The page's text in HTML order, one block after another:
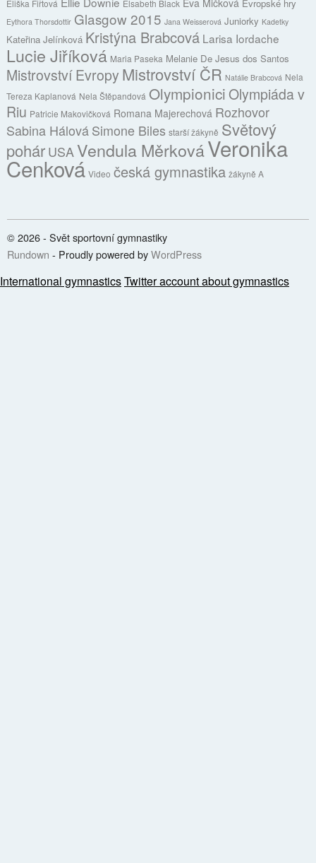
Eliška Fiřtová Elsabeth Black Evropské hry
Eythora Thorsdottir Glasgow 2015 Jana Weisserová Juniorky Kadetky
Kateřina Jelínková Kristýna Brabcová Larisa Iordache
Lucie Jiříková Maria Paseka Melanie De Jesus dos Santos
Mistrovství Evropy Mistrovství ČR Natálie Brabcová Nela
Tereza Kaplanová Nela Štěpandová OlympioniciOlympiáda v
Riu Patricie Makovičková Romana Majerechová Rozhovor
Sabina HálováSimone Biles starší žákyně Světový
pohárUSA Vendula MěrkováVeronika
Cenková Video česká gymnastika žákyně A
© 2026 - Svět sportovní gymnastiky
Rundown - Proudly powered byWordPress
International gymnasticsTwitter account about gymnastics